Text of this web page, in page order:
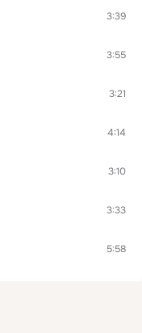
3:39
3:55
3:21
4:14
3:10
3:33
5:58